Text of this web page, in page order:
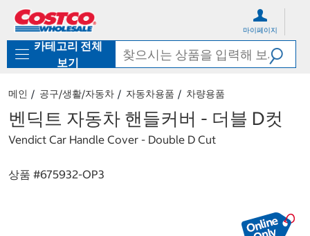
로
기
가
마이페이지
카테고리 전체
보기
메인 공구/생활/자동차 자동차용품 차량용품
벤딕트 자동차 핸들커버 - 더블 D컷
Vendict Car Handle Cover - Double D Cut
상품 #675932-OP3